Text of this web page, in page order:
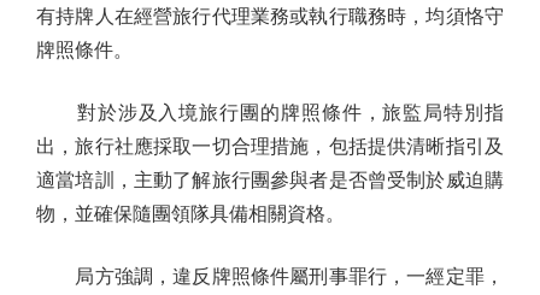
有持牌人在經營旅行代理業務或執行職務時，均須恪守
牌照條件。
對於涉及入境旅行團的牌照條件，旅監局特別指
出，旅行社應採取一切合理措施，包括提供清晰指引及
適當培訓，主動了解旅行團參與者是否曾受制於威迫購
物，並確保隨團領隊具備相關資格。
局方強調，違反牌照條件屬刑事罪行，一經定罪，